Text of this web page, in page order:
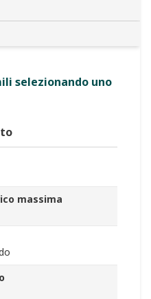
selezionando uno
massima